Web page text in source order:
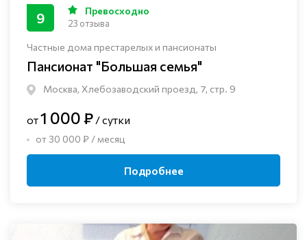
Частные дома престарелых и пансионаты
Пансионат "Большая семья"
Москва, Хлебозаводский проезд, 7, стр. 9
9 Превосходно
23 отзыва
от1 000 ₽ / сутки
от 30 000 ₽ / месяц
Подробнее